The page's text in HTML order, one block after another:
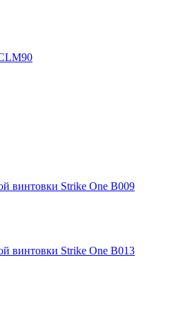
винтовки Strike One B009
винтовки Strike One B013